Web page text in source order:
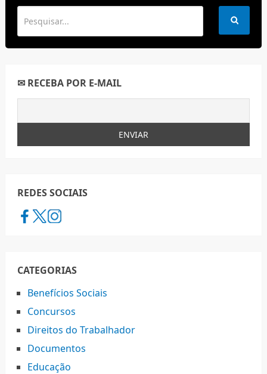
✉ RECEBA POR E-MAIL
REDES SOCIAIS
CATEGORIAS
Benefícios Sociais
Concursos
Direitos do Trabalhador
Documentos
Educação